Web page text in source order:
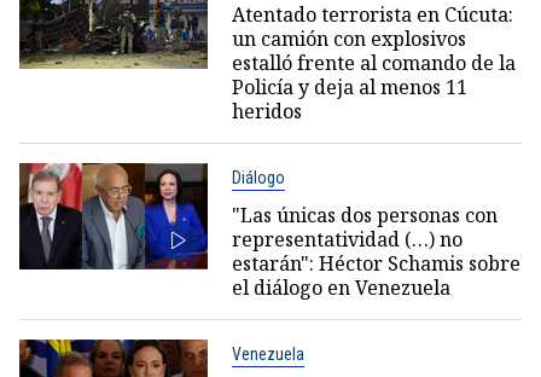
Atentado terrorista en Cúcuta:
un camión con explosivos
estalló frente al comando de la
Policía y deja al menos 11
heridos
Diálogo
"Las únicas dos personas con
representatividad (…) no
estarán": Héctor Schamis sobre
el diálogo en Venezuela
Venezuela